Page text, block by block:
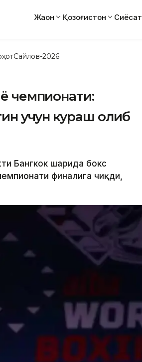
Жаҳон Қозоғистон Сиёсат
Сайлов-2026
чемпионати:
учун кураш олиб
Бангкок шаҳрида бокс
финалига чиқди,